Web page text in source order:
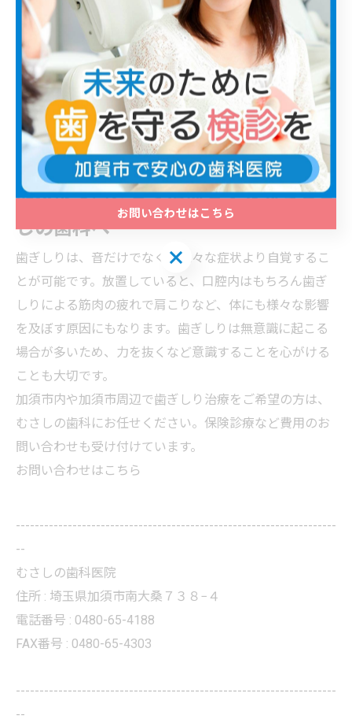
加須市で歯ぎしりの症状が気になる方は、むさしの歯科
へご相談ください。暗示療法や、特定の歯に力が集中す
るのを防ぐマウスピースを用いて、歯ぎしりによって歯
や顎に受けるダメージを抑える歯ぎしり治療を行ってい
ます。
アクセスはこちら
費用・保険診療のご相談はお気軽に！
加須市で歯ぎしり治療をするならむさ
しの歯科へ
歯ぎしりは、音だけでなく、様々な症状より自覚するこ
とが可能です。放置していると、口腔内はもちろん歯ぎ
しりによる筋肉の疲れで肩こりなど、体にも様々な影響
を及ぼす原因にもなります。歯ぎしりは無意識に起こる
場合が多いため、力を抜くなど意識することを心がける
ことも大切です。
加須市内や加須市周辺で歯ぎしり治療をご希望の方は、
むさしの歯科にお任せください。保険診療など費用のお
問い合わせも受け付けています。
お問い合わせはこちら
--------------------------------------------------------------------
--
むさしの歯科医院
住所 : 埼玉県加須市南大桑７３８−４
電話番号 : 0480-65-4188
FAX番号 : 0480-65-4303
--------------------------------------------------------------------
--
お問い合わせはこちら
お問い合わせはこちら